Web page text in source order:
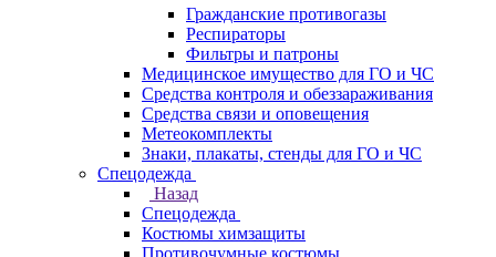
Гражданские противогазы
Респираторы
Фильтры и патроны
Медицинское имущество для ГО и ЧС
Средства контроля и обеззараживания
Средства связи и оповещения
Метеокомплекты
Знаки, плакаты, стенды для ГО и ЧС
Спецодежда
Назад
Спецодежда
Костюмы химзащиты
Противочумные костюмы